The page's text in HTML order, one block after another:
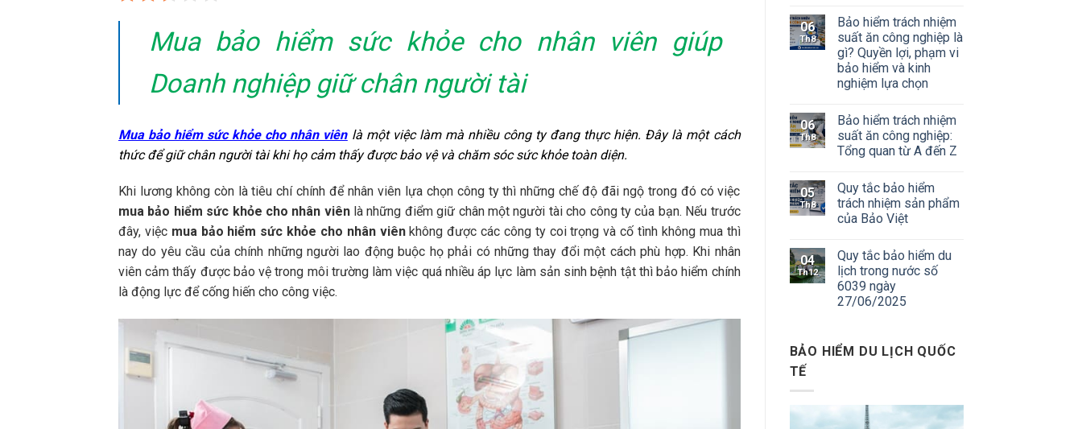
Mua bảo hiểm sức khỏe cho nhân viên giúp
Doanh nghiệp giữ chân người tài
Mua bảo hiểm sức khỏe cho nhân viên là một việc làm mà nhiều công ty đang thực hiện. Đây là một cách
thức để giữ chân người tài khi họ cảm thấy được bảo vệ và chăm sóc sức khỏe toàn diện.
Khi lương không còn là tiêu chí chính để nhân viên lựa chọn công ty thì những chế độ đãi ngộ trong đó có việc
mua bảo hiểm sức khỏe cho nhân viên là những điểm giữ chân một người tài cho công ty của bạn. Nếu trước
đây, việc mua bảo hiểm sức khỏe cho nhân viên không được các công ty coi trọng và cố tình không mua thì
nay do yêu cầu của chính những người lao động buộc họ phải có những thay đổi một cách phù hợp. Khi nhân
viên cảm thấy được bảo vệ trong môi trường làm việc quá nhiều áp lực làm sản sinh bệnh tật thì bảo hiểm chính
là động lực để cống hiến cho công việc.
06
Th8
Bảo hiểm trách nhiệm
suất ăn công nghiệp là
gì? Quyền lợi, phạm vi
bảo hiểm và kinh
nghiệm lựa chọn
06
Th8
Bảo hiểm trách nhiệm
suất ăn công nghiệp:
Tổng quan từ A đến Z
05
Th8
Quy tắc bảo hiểm
trách nhiệm sản phẩm
của Bảo Việt
04
Th12
Quy tắc bảo hiểm du
lịch trong nước số
6039 ngày
27/06/2025
BẢO HIỂM DU LỊCH QUỐC
TẾ